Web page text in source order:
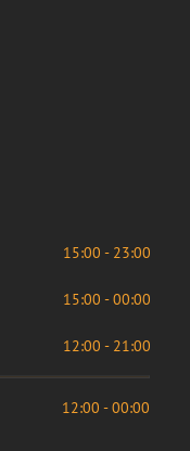
15:00 - 23:00
15:00 - 00:00
12:00 - 21:00
12:00 - 00:00